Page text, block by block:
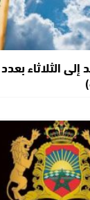
إلى الثلاثاء